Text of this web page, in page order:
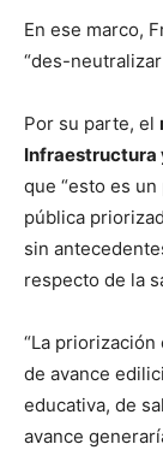
En ese marco,
“des-
Por su parte, el
Infraestructura
que “esto es
pública
sin
respecto de la
“La
de avance
educativa, de
avance